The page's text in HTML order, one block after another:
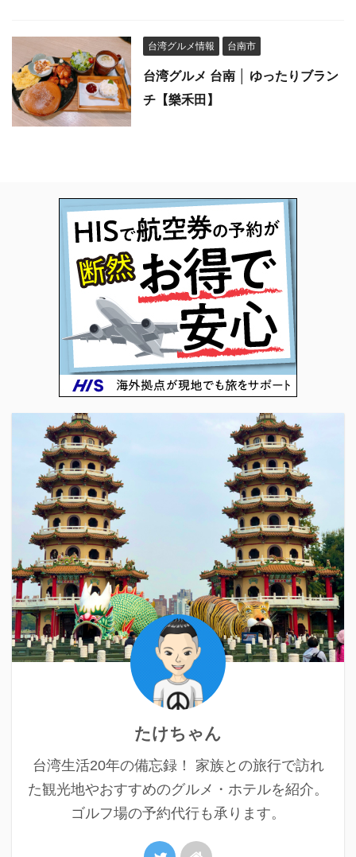
台湾グルメ情報 台南市
台湾グルメ 台南 │ ゆったりブラン
チ【樂禾田】
たけちゃん
台湾生活20年の備忘録！ 家族との旅行で訪れ
た観光地やおすすめのグルメ・ホテルを紹介。
ゴルフ場の予約代行も承ります。